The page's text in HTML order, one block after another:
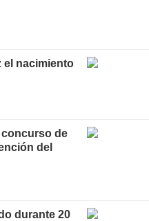
el nacimiento
de
del
durante 20